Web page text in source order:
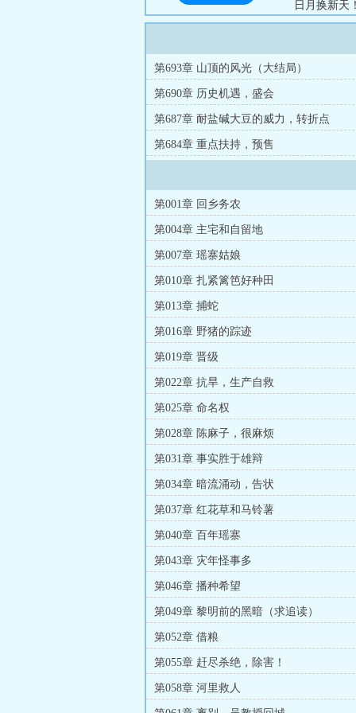
日月换新天
第693章 山顶的风光（大结局）
第690章 历史机遇，盛会
第687章 耐盐碱大豆的威力，转折点
第684章 重点扶持，预售
第001章 回乡务农
第004章 主宅和自留地
第007章 瑶寨姑娘
第010章 扎紧篱笆好种田
第013章 捕蛇
第016章 野猪的踪迹
第019章 晋级
第022章 抗旱，生产自救
第025章 命名权
第028章 陈麻子，很麻烦
第031章 事实胜于雄辩
第034章 暗流涌动，告状
第037章 红花草和马铃薯
第040章 百年瑶寨
第043章 灾年怪事多
第046章 播种希望
第049章 黎明前的黑暗（求追读）
第052章 借粮
第055章 赶尽杀绝，除害！
第058章 河里救人